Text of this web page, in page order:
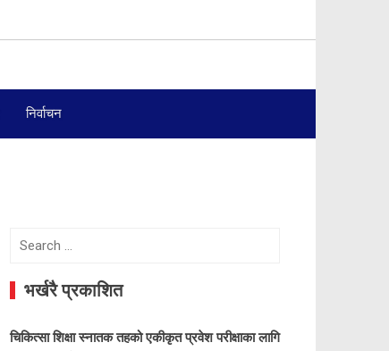
निर्वाचन
Search
भर्खरै प्रकाशित
चिकित्सा शिक्षा स्नातक तहको एकीकृत प्रवेश परीक्षाका लागि